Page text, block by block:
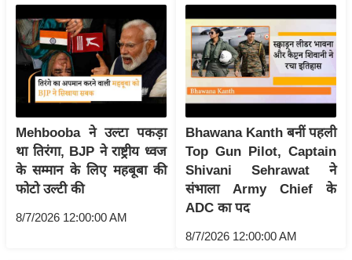
लू
नु
स्खे
ट
न
स्थ
ल
ट
Mehbooba ने उल्टा पकड़ा
था तिरंगा, BJP ने राष्ट्रीय ध्वज
के सम्मान के लिए महबूबा की
फोटो उल्टी की
8/7/2026 12:00:00 AM
Bhawana Kanth बनीं पहली
Top Gun Pilot, Captain
Shivani Sehrawat ने
संभाला Army Chief के
ADC का पद
8/7/2026 12:00:00 AM